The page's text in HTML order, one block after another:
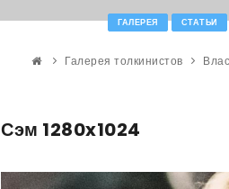
ГАЛЕРЕЯ СТАТЬИ
Галерея толкинистов
Сэм 1280x1024